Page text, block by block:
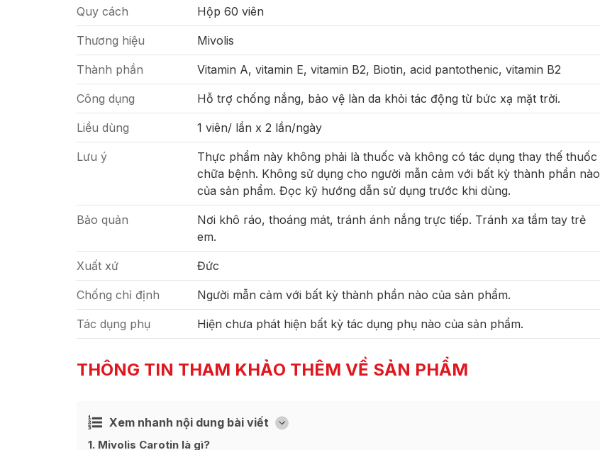
Quy cách Hộp 60 viên
Thương hiệu Mivolis
Thành phần Vitamin A, vitamin E, vitamin B2, Biotin, acid pantothenic, vitamin B2
Công dụng Hỗ trợ chống nắng, bảo vệ làn da khỏi tác động từ bức xạ mặt trời.
Liều dùng 1 viên/ lần x 2 lần/ngày
Lưu ý
Thực phẩm này không phải là thuốc và không có tác dụng thay thế thuốc
chữa bệnh. Không sử dụng cho người mẫn cảm với bất kỳ thành phần nào
của sản phẩm. Đọc kỹ hướng dẫn sử dụng trước khi dùng.
Bảo quản
Nơi khô ráo, thoáng mát, tránh ánh nắng trực tiếp. Tránh xa tầm tay trẻ
em.
Xuất xứ Đức
Chống chỉ định Người mẫn cảm với bất kỳ thành phần nào của sản phẩm.
Tác dụng phụ Hiện chưa phát hiện bất kỳ tác dụng phụ nào của sản phẩm.
THÔNG TIN THAM KHẢO THÊM VỀ SẢN PHẨM
Xem nhanh nội dung bài viết [
Ẩn
1 Mivolis Carotin là gì?